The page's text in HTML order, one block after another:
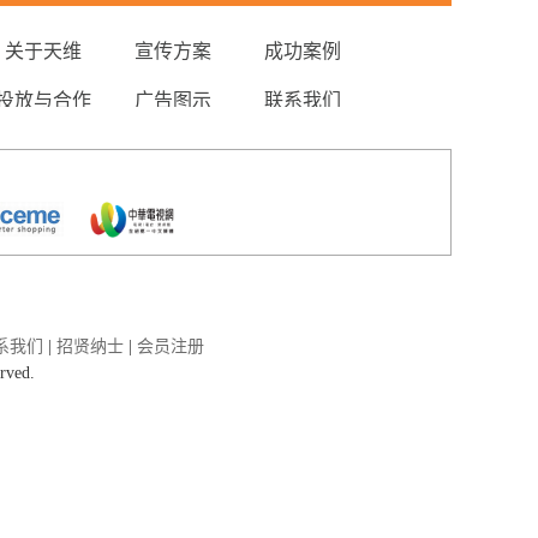
关于天维 宣传方案 成功案例
放与合作 广告图示 联系我们
我们 招贤纳士
会员注册